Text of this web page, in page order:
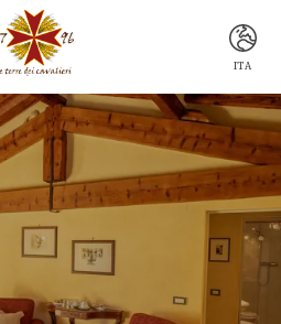
ITA
ITA
ENG